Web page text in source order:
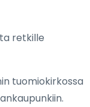
retkille
tuomiokirkossa